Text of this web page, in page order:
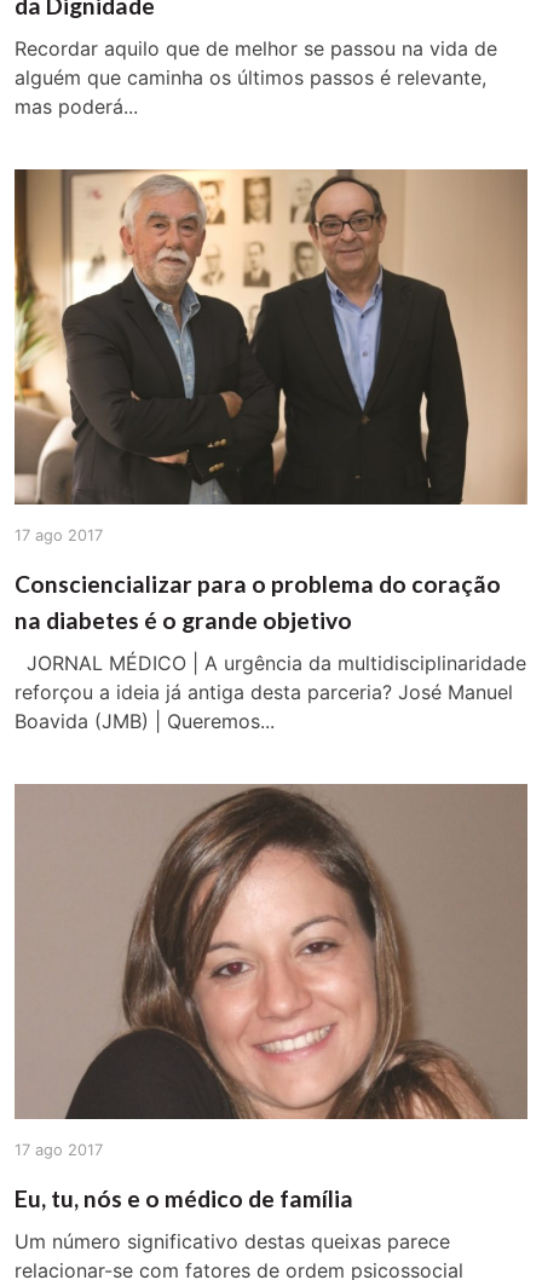
Recordar aquilo que de melhor se passou na vida de
alguém que caminha os últimos passos é relevante,
mas poderá...
17 ago 2017
Consciencializar para o problema do coração
na diabetes é o grande objetivo
JORNAL MÉDICO | A urgência da multidisciplinaridade
reforçou a ideia já antiga desta parceria? José Manuel
Boavida (JMB) | Queremos...
17 ago 2017
Eu, tu, nós e o médico de família
Um número significativo destas queixas parece
relacionar-se com fatores de ordem psicossocial